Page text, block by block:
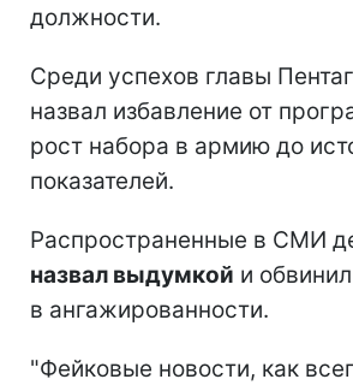
должности.
Среди успехов главы
назвал избавление от
рост набора в армию до
показателей.
Распространенные в СМИ
назвал выдумкой и
в ангажированности.
"Фейковые новости, как